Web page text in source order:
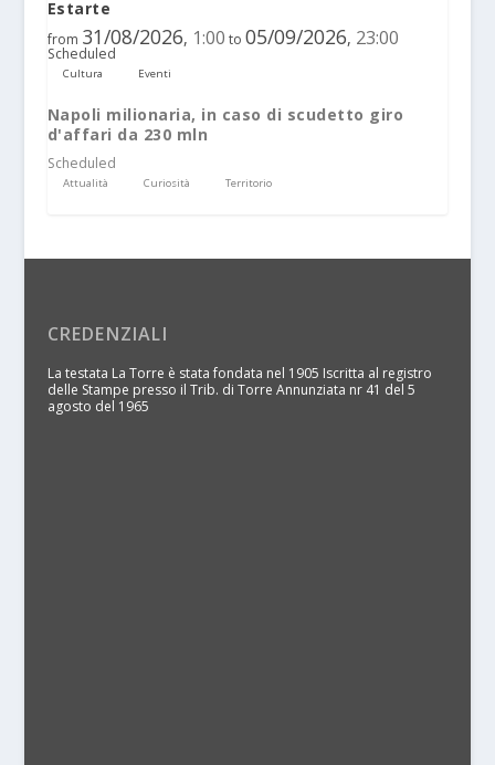
Estarte
from 31/08/2026, 1:00 to 05/09/2026, 23:00
Scheduled
Cultura Eventi
Napoli milionaria, in caso di scudetto giro
d'affari da 230 mln
Scheduled
Attualità Curiosità Territorio
CREDENZIALI
La testata La Torre è stata fondata nel 1905 Iscritta al registro
delle Stampe presso il Trib. di Torre Annunziata nr 41 del 5
agosto del 1965